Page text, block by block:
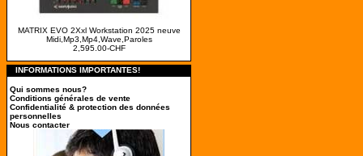
MATRIX EVO 2Xxl Workstation 2025 neuve
Midi,Mp3,Mp4,Wave,Paroles
2,595.00-CHF
INFORMATIONS IMPORTANTES!
Qui sommes nous?
Conditions générales de vente
Confidentialité & protection des données
personnelles
Nous contacter